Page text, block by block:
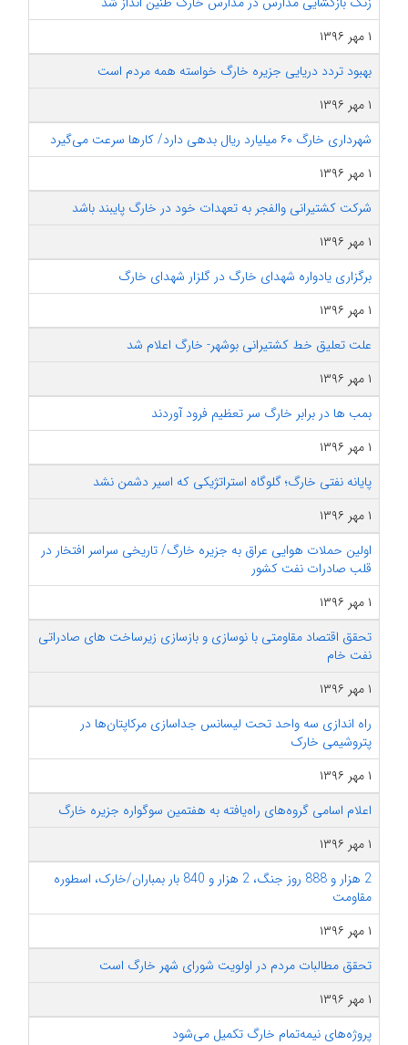
۱ مهر ۱۳۹۶
بهبود تردد دریایی جزیره خارگ خواسته همه مردم است
۱ مهر ۱۳۹۶
شهرداری خارگ ۶۰ میلیارد ریال بدهی دارد/ کارها سرعت می‌گیرد
۱ مهر ۱۳۹۶
شرکت کشتیرانی والفجر به تعهدات خود در خارگ پایبند باشد
۱ مهر ۱۳۹۶
برگزاری یادواره شهدای خارگ در گلزار شهدای خارگ
۱ مهر ۱۳۹۶
علت تعلیق خط کشتیرانی بوشهر- خارگ اعلام شد
۱ مهر ۱۳۹۶
بمب ها در برابر خارگ سر تعظیم فرود آوردند
۱ مهر ۱۳۹۶
پایانه نفتی خارگ؛ گلوگاه استراتژیکی که اسیر دشمن نشد
۱ مهر ۱۳۹۶
اولین حملات هوایی عراق به جزیره خارگ/ تاریخی سراسر افتخار در
قلب صادرات نفت کشور
۱ مهر ۱۳۹۶
تحقق اقتصاد مقاومتی با نوسازی و بازسازی زیرساخت های صادراتی
نفت خام
۱ مهر ۱۳۹۶
راه اندازی سه واحد تحت لیسانس جداسازی مرکاپتان‌ها در
پتروشیمی خارک
۱ مهر ۱۳۹۶
اعلام اسامی گروه‌های راه‌یافته به هفتمین سوگواره جزیره خارگ
۱ مهر ۱۳۹۶
2 هزار و 888 روز جنگ، 2 هزار و 840 بار بمباران/خارک، اسطوره
مقاومت
۱ مهر ۱۳۹۶
تحقق مطالبات مردم در اولویت شورای شهر خارگ است
۱ مهر ۱۳۹۶
پروژه‌های نیمه‌تمام خارگ تکمیل می‌شود